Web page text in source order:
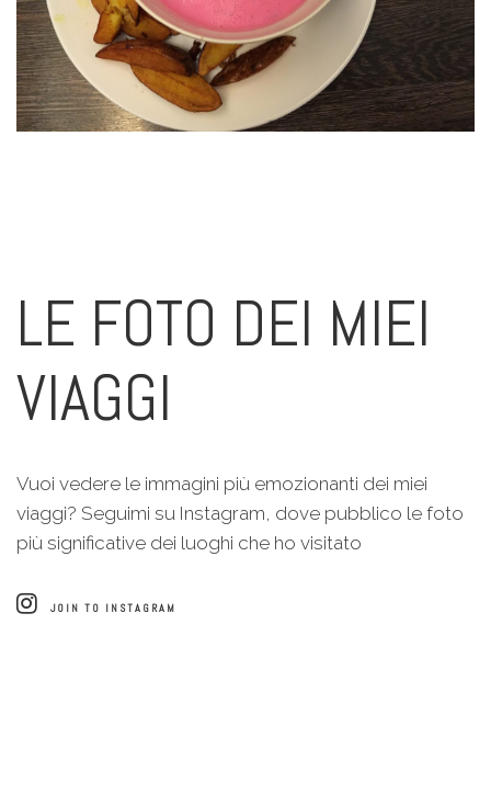
LE FOTO DEI MIEI
VIAGGI
Vuoi vedere le immagini più emozionanti dei miei
viaggi? Seguimi su Instagram, dove pubblico le foto
più significative dei luoghi che ho visitato
JOIN TO INSTAGRAM